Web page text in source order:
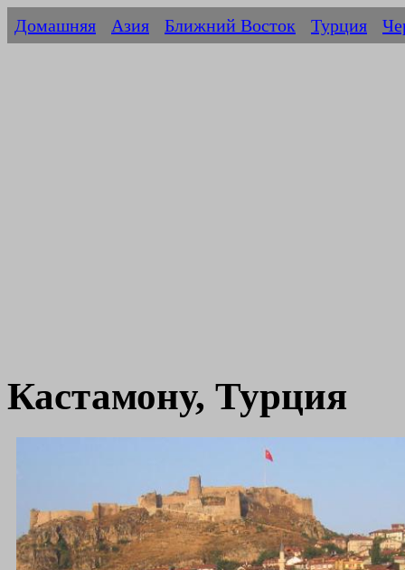
Домашняя Азия Ближний Восток Турция
Кастамону, Турция